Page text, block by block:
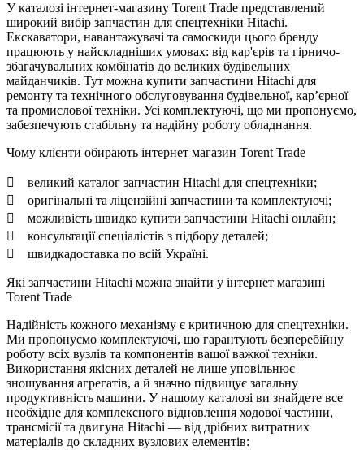
У каталозі інтернет-магазину Torent Trade представлений
широкий вибір запчастин для спецтехніки Hitachi.
Екскаватори, навантажувачі та самоскиди цього бренду
працюють у найскладніших умовах: від кар'єрів та гірничо-
збагачувальних комбінатів до великих будівельних
майданчиків. Тут можна купити запчастини Hitachi для
ремонту та технічного обслуговування будівельної, кар’єрної
та промислової техніки. Усі комплектуючі, що ми пропонуємо,
забезпечують стабільну та надійну роботу обладнання.
Чому клієнти обирають інтернет магазин Torent Trade
 великий каталог запчастин Hitachi для спецтехніки;
 оригінальні та ліцензійні запчастини та комплектуючі;
 можливість швидко купити запчастини Hitachi онлайн;
 консультації спеціалістів з підбору деталей;
 швидкадоставка по всій Україні.
Які запчастини Hitachi можна знайти у інтернет магазині
Torent Trade
Надійність кожного механізму є критичною для спецтехніки.
Ми пропонуємо комплектуючі, що гарантують безперебійну
роботу всіх вузлів та компонентів вашої важкої техніки.
Використання якісних деталей не лише уповільнює
зношування агрегатів, а й значно підвищує загальну
продуктивність машини. У нашому каталозі ви знайдете все
необхідне для комплексного відновлення ходової частини,
трансмісії та двигуна Hitachi — від дрібних витратних
матеріалів до складних вузлових елементів: